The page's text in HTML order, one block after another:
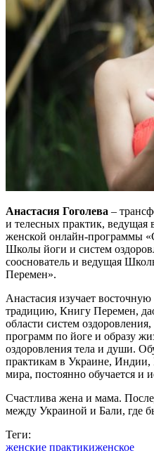
Анастасия Гоголева –
и телесных практик, ведущая
женской онлайн-программы
Школы йоги и систем
сооснователь и ведущая
Перемен».
Анастасия изучает
традицию, Книгу Перемен,
области систем
программ по йоге и образу
оздоровления тела и души.
практикам в Украине, Индии,
мира, постоянно обучается и
Счастлива жена и мама.
между Украиной и Бали, где
Теги:
женские практикиженское